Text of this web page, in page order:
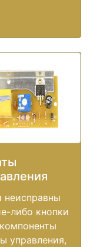
неисправны
либо кнопки
управления,